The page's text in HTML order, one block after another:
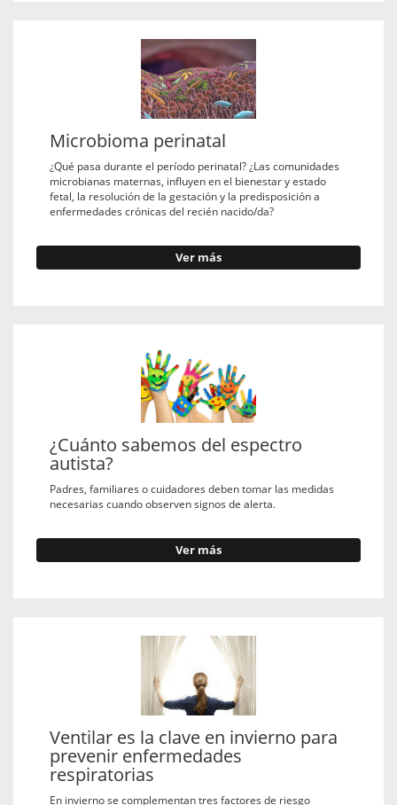
Microbioma perinatal
¿Qué pasa durante el período perinatal? ¿Las comunidades
microbianas maternas, influyen en el bienestar y estado
fetal, la resolución de la gestación y la predisposición a
enfermedades crónicas del recién nacido/da?
Ver más
¿Cuánto sabemos del espectro
autista?
Padres, familiares o cuidadores deben tomar las medidas
necesarias cuando observen signos de alerta.
Ver más
Ventilar es la clave en invierno para
prevenir enfermedades
respiratorias
En invierno se complementan tres factores de riesgo